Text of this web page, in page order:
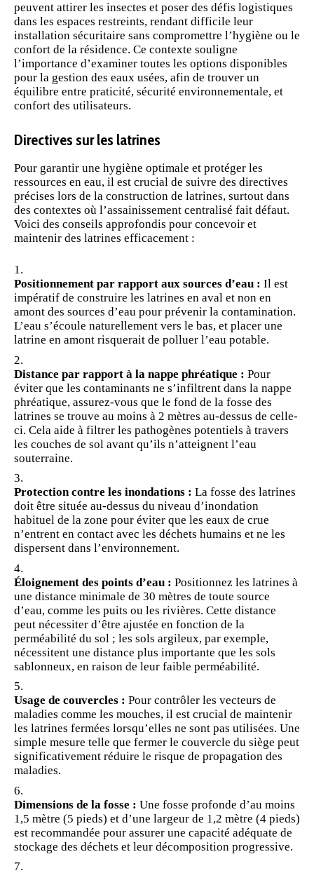
peuvent attirer les insectes et poser des défis logistiques
dans les espaces restreints, rendant difficile leur
installation sécuritaire sans compromettre l’hygiène ou le
confort de la résidence. Ce contexte souligne
l’importance d’examiner toutes les options disponibles
pour la gestion des eaux usées, afin de trouver un
équilibre entre praticité, sécurité environnementale, et
confort des utilisateurs.
Directives sur les latrines
Pour garantir une hygiène optimale et protéger les
ressources en eau, il est crucial de suivre des directives
précises lors de la construction de latrines, surtout dans
des contextes où l’assainissement centralisé fait défaut.
Voici des conseils approfondis pour concevoir et
maintenir des latrines efficacement :
Positionnement par rapport aux sources d’eau : Il est
impératif de construire les latrines en aval et non en
amont des sources d’eau pour prévenir la contamination.
L’eau s’écoule naturellement vers le bas, et placer une
latrine en amont risquerait de polluer l’eau potable.
Distance par rapport à la nappe phréatique : Pour
éviter que les contaminants ne s’infiltrent dans la nappe
phréatique, assurez-vous que le fond de la fosse des
latrines se trouve au moins à 2 mètres au-dessus de celle-
ci. Cela aide à filtrer les pathogènes potentiels à travers
les couches de sol avant qu’ils n’atteignent l’eau
souterraine.
Protection contre les inondations : La fosse des latrines
doit être située au-dessus du niveau d’inondation
habituel de la zone pour éviter que les eaux de crue
n’entrent en contact avec les déchets humains et ne les
dispersent dans l’environnement.
Éloignement des points d’eau : Positionnez les latrines à
une distance minimale de 30 mètres de toute source
d’eau, comme les puits ou les rivières. Cette distance
peut nécessiter d’être ajustée en fonction de la
perméabilité du sol ; les sols argileux, par exemple,
nécessitent une distance plus importante que les sols
sablonneux, en raison de leur faible perméabilité.
Usage de couvercles : Pour contrôler les vecteurs de
maladies comme les mouches, il est crucial de maintenir
les latrines fermées lorsqu’elles ne sont pas utilisées. Une
simple mesure telle que fermer le couvercle du siège peut
significativement réduire le risque de propagation des
maladies.
Dimensions de la fosse : Une fosse profonde d’au moins
1,5 mètre (5 pieds) et d’une largeur de 1,2 mètre (4 pieds)
est recommandée pour assurer une capacité adéquate de
stockage des déchets et leur décomposition progressive.